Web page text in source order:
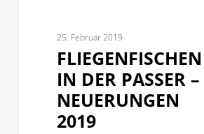
25. Februar 2019
FLIEGENFISCHEN
IN DER PASSER –
NEUERUNGEN
2019